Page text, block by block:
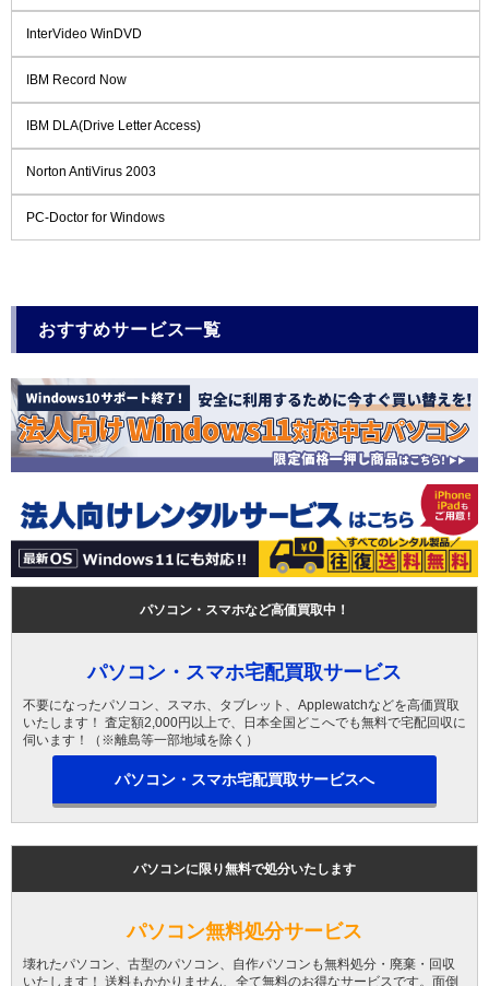
InterVideo WinDVD
IBM Record Now
IBM DLA(Drive Letter Access)
Norton AntiVirus 2003
PC-Doctor for Windows
おすすめサービス一覧
パソコン・スマホなど高価買取中！
パソコン・スマホ宅配買取サービス
不要になったパソコン、スマホ、タブレット、Applewatchなどを高価買取
いたします！ 査定額2,000円以上で、日本全国どこへでも無料で宅配回収に
伺います！（※離島等一部地域を除く）
パソコン・スマホ宅配買取サービスへ
パソコンに限り無料で処分いたします
パソコン無料処分サービス
壊れたパソコン、古型のパソコン、自作パソコンも無料処分・廃棄・回収
いたします！ 送料もかかりません、全て無料のお得なサービスです。面倒